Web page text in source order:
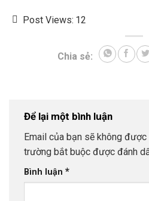
Post Views: 12
Chia sẻ:
Để lại một bình luận
Email của bạn sẽ không được
trường bắt buộc được đánh
Bình luận *